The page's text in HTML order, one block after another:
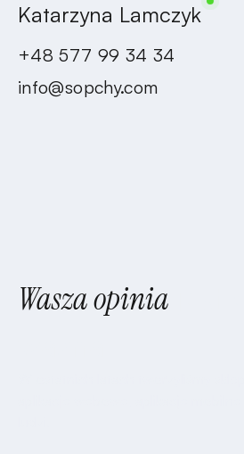
Katarzyna Lamczyk
+48 577 99 34 34
info@sopchy.com
Wasza opinia